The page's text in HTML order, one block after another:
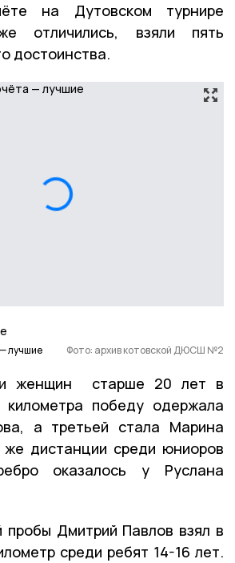
на Дутовском турнире
отличились, взяли пять
достоинства.
лучшие Фото: архив котовской ДЮСШ №2
женщин старше 20 лет в
победу одержала
а третьей стала Марина
дистанции среди юниоров
оказалось у Руслана
Дмитрий Павлов взял в
среди ребят 14-16 лет.